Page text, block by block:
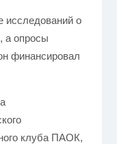
исследований о
а опросы
финансировал
клуба ПАОК,